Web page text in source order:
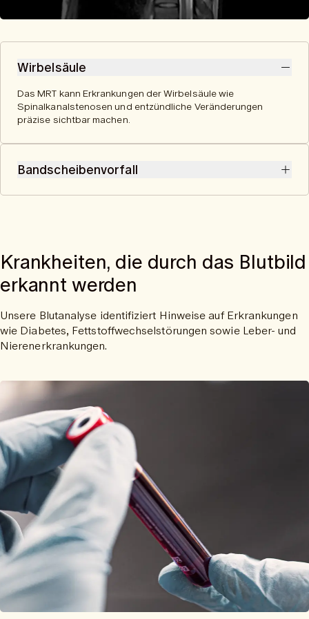
Wirbelsäule
Das MRT kann Erkrankungen der Wirbelsäule wie
Spinalkanalstenosen und entzündliche Veränderungen
präzise sichtbar machen.
Bandscheibenvorfall
Das MRT erkennt Bandscheibenvorfälle, indem es den
Krankheiten, die durch das Blutbild
erkannt werden
Unsere Blutanalyse identifiziert Hinweise auf Erkrankungen
wie Diabetes, Fettstoffwechselstörungen sowie Leber- und
Nierenerkrankungen.